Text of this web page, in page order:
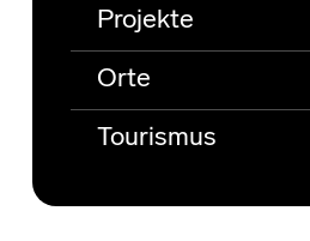
Projekte
Orte
Tourismus